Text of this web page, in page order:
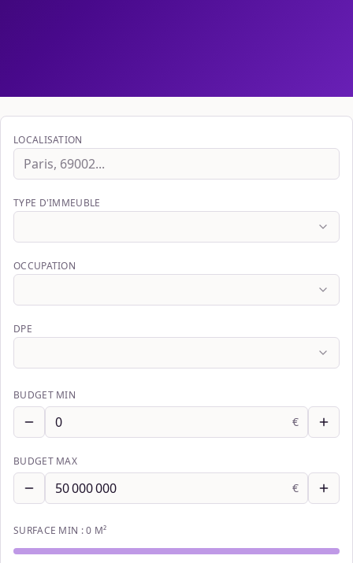
LOCALISATION
TYPE D'IMMEUBLE
OCCUPATION
DPE
BUDGET MIN
€
BUDGET MAX
€
SURFACE MIN :0 M²